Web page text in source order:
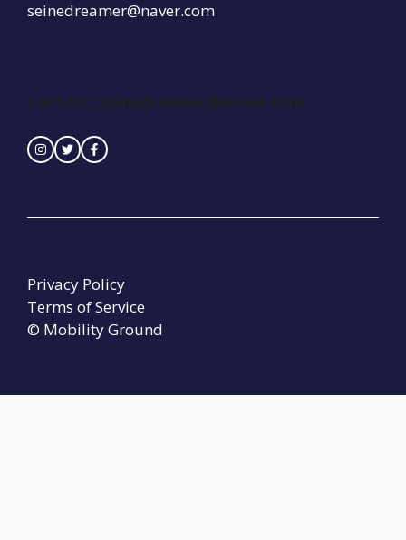
seinedreamer@naver.com
Contact : seinedreamer@naver.com
© Mobility Ground
Privacy Policy
Terms of Service